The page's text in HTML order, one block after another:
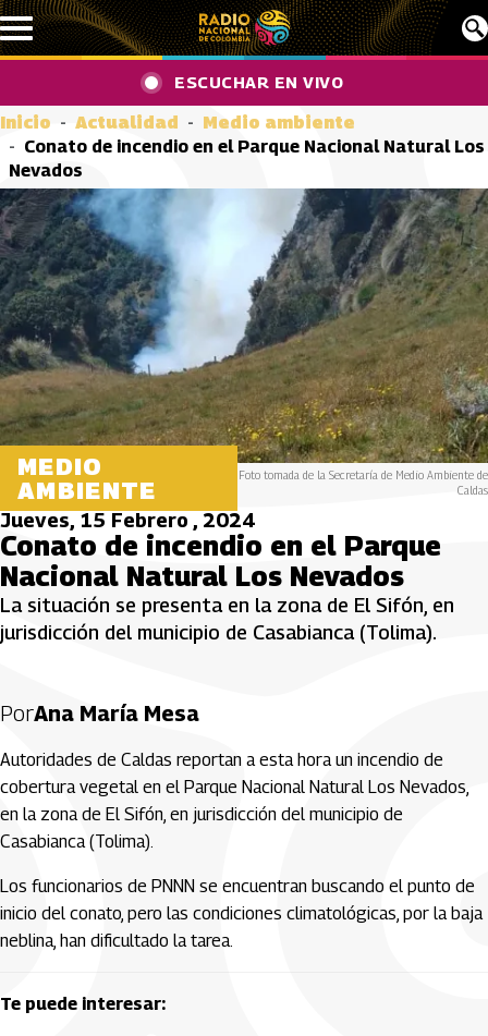
Pasar al contenido principal
ESCUCHAR EN VIVO
Inicio Actualidad
Medio ambiente
Conato de incendio en el Parque Nacional Natural Los
Nevados
MEDIO
AMBIENTE
Foto tomada de la Secretaría de Medio Ambiente de
Caldas
Jueves, 15 Febrero , 2024
Conato de incendio en el Parque
Nacional Natural Los Nevados
La situación se presenta en la zona de El Sifón, en
jurisdicción del municipio de Casabianca (Tolima).
PorAna María Mesa
Autoridades de Caldas reportan a esta hora un incendio de
cobertura vegetal en el Parque Nacional Natural Los Nevados,
en la zona de El Sifón, en jurisdicción del municipio de
Casabianca (Tolima).
Los funcionarios de PNNN se encuentran buscando el punto de
inicio del conato, pero las condiciones climatológicas, por la baja
neblina, han dificultado la tarea.
Te puede interesar: